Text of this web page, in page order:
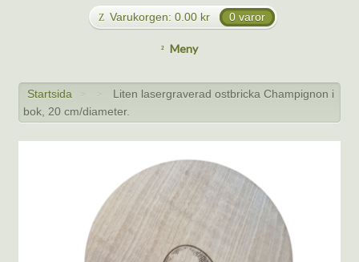
Varukorgen: 0.00 kr 0 varor
Meny
Startsida > >
Liten lasergraverad ostbricka Champignon i
bok, 20 cm/diameter.